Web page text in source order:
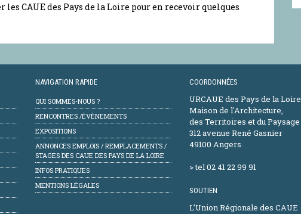
les CAUE des Pays de la Loire pour en recevoir quelques
NAVIGATION RAPIDE
QUI SOMMES-NOUS ?
RENCONTRES /ÉVÈNEMENTS
EXPOSITIONS
ANNONCES EMPLOIS / REMPLACEMENTS /
STAGES DES CAUE DES PAYS DE LA LOIRE
INFOS PRATIQUES
MENTIONS LÉGALES
COORDONNÉES
URCAUE des Pays de la Loire
Maison de l'Architecture,
des Territoires et du Paysage
312 avenue René Gasnier
49100 Angers
> tel 02 41 22 99 91
SOUTIEN
L’Union Régionale des CAUE